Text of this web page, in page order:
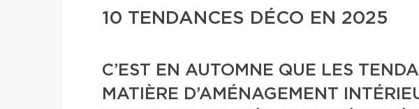
10 TENDANCES DÉCO EN 2025
C’EST EN AUTOMNE QUE LES
MATIÈRE D’AMÉNAGEMENT